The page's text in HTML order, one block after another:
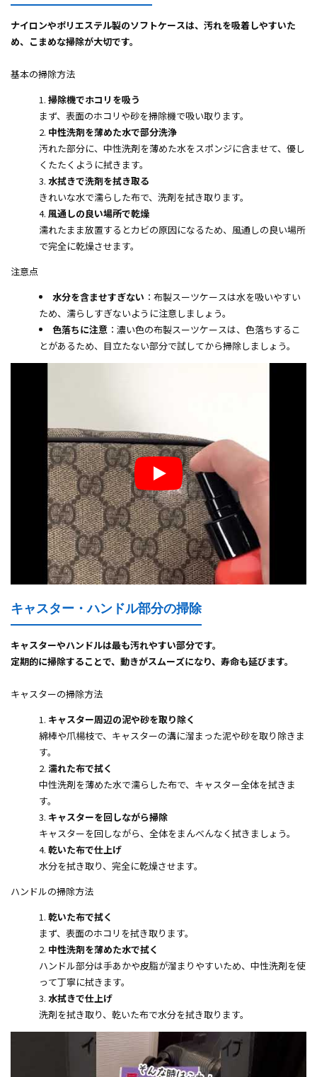
ナイロンやポリエステル製のソフトケースは、汚れを吸着しやすいた
め、こまめな掃除が大切です。
基本の掃除方法
掃除機でホコリを吸う
まず、表面のホコリや砂を掃除機で吸い取ります。
中性洗剤を薄めた水で部分洗浄
汚れた部分に、中性洗剤を薄めた水をスポンジに含ませて、優し
くたたくように拭きます。
水拭きで洗剤を拭き取る
きれいな水で濡らした布で、洗剤を拭き取ります。
風通しの良い場所で乾燥
濡れたまま放置するとカビの原因になるため、風通しの良い場所
で完全に乾燥させます。
注意点
水分を含ませすぎない ：布製スーツケースは水を吸いやすい
ため、濡らしすぎないように注意しましょう。
色落ちに注意 ：濃い色の布製スーツケースは、色落ちするこ
とがあるため、目立たない部分で試してから掃除しましょう。
キャスター・ハンドル部分の掃除
キャスターやハンドルは最も汚れやすい部分です。
定期的に掃除することで、動きがスムーズになり、寿命も延びます。
キャスターの掃除方法
キャスター周辺の泥や砂を取り除く
綿棒や爪楊枝で、キャスターの溝に溜まった泥や砂を取り除きま
す。
濡れた布で拭く
中性洗剤を薄めた水で濡らした布で、キャスター全体を拭きま
す。
キャスターを回しながら掃除
キャスターを回しながら、全体をまんべんなく拭きましょう。
乾いた布で仕上げ
水分を拭き取り、完全に乾燥させます。
ハンドルの掃除方法
乾いた布で拭く
まず、表面のホコリを拭き取ります。
中性洗剤を薄めた水で拭く
ハンドル部分は手あかや皮脂が溜まりやすいため、中性洗剤を使
って丁寧に拭きます。
水拭きで仕上げ
洗剤を拭き取り、乾いた布で水分を拭き取ります。